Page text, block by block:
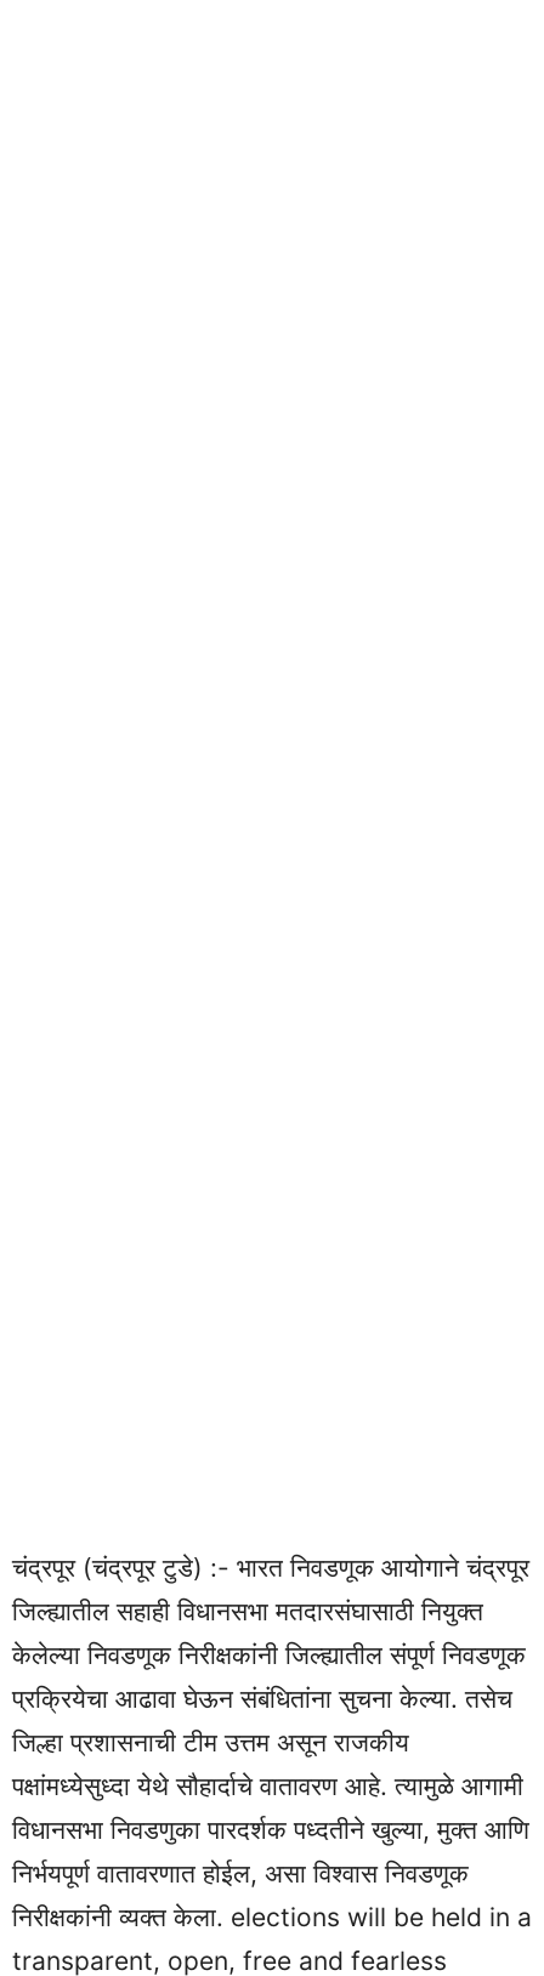
चंद्रपूर (चंद्रपूर टुडे) :- भारत निवडणूक आयोगाने चंद्रपूर
जिल्ह्यातील सहाही विधानसभा मतदारसंघासाठी नियुक्त
केलेल्या निवडणूक निरीक्षकांनी जिल्ह्यातील संपूर्ण निवडणूक
प्रक्रियेचा आढावा घेऊन संबंधितांना सुचना केल्या. तसेच
जिल्हा प्रशासनाची टीम उत्तम असून राजकीय
पक्षांमध्येसुध्दा येथे सौहार्दाचे वातावरण आहे. त्यामुळे आगामी
विधानसभा निवडणुका पारदर्शक पध्दतीने खुल्या, मुक्त आणि
निर्भयपूर्ण वातावरणात होईल, असा विश्वास निवडणूक
निरीक्षकांनी व्यक्त केला. elections will be held in a
transparent, open, free and fearless